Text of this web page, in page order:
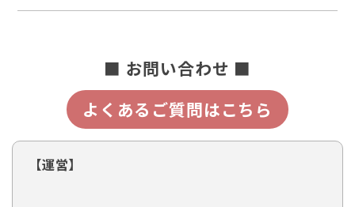
■ お問い合わせ ■
よくあるご質問はこちら
【運営】